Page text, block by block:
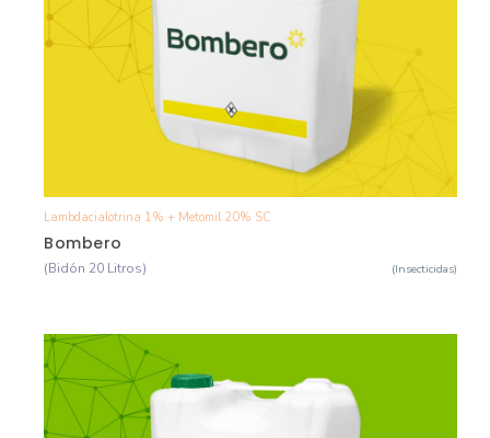
Ver Detalle
Lambdacialotrina 1% + Metomil 20% SC
Bombero
(Bidón 20 Litros) (Insecticidas)